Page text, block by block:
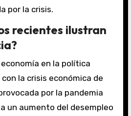
por la crisis.
recientes ilustran
en la política
la crisis económica de
por la pandemia
a un aumento del desempleo